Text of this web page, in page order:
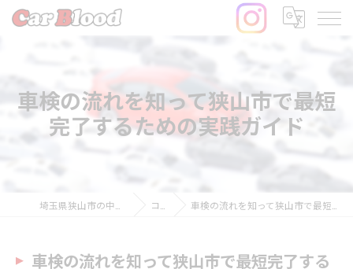
車検の流れを知って狭山市で最短
完了するための実践ガイド
コラム 車検の流れを知って狭山市で最短完了するための実践ガイド
車検の流れを知って狭山市で最短完了する